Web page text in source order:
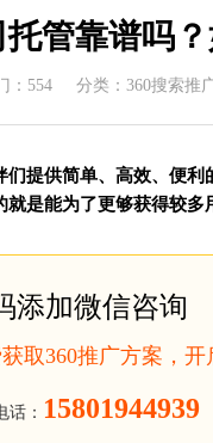
管靠谱吗
：554 分类：360搜索推
们提供简单、高效、便
是能为了更够获得较多
添加微信咨询
取360推广方案，开
话： 15801944939